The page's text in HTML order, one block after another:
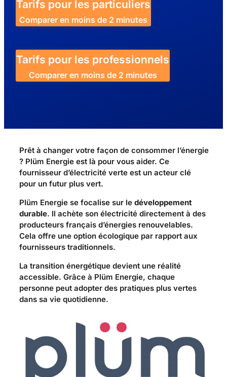
Tarifs pour les particuliers
Comparer en moins de 2 minutes
Tarifs pour les professionnels
Comparer en moins de 2 minutes
Prêt à changer votre façon de consommer l’énergie
? Plüm Energie est là pour vous aider. Ce
fournisseur d’électricité verte est un acteur clé
pour un futur plus vert.
Plüm Energie se focalise sur le développement
durable. Il achète son électricité directement à des
producteurs français d’énergies renouvelables.
Cela offre une option écologique par rapport aux
fournisseurs traditionnels.
La transition énergétique devient une réalité
accessible. Grâce à Plüm Energie, chaque
personne peut adopter des pratiques plus vertes
dans sa vie quotidienne.